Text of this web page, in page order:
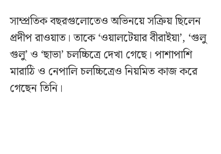
সাম্প্রতিক বছরগুলোতেও অভিনয়ে সক্রিয় ছিলেন
প্রদীপ রাওয়াত। তাকে ‘ওয়ালটেয়ার বীরাইয়া’, ‘গুলু
গুলু’ ও ‘ছাভা’ চলচ্চিত্রে দেখা গেছে। পাশাপাশি
মারাঠি ও নেপালি চলচ্চিত্রেও নিয়মিত কাজ করে
গেছেন তিনি।